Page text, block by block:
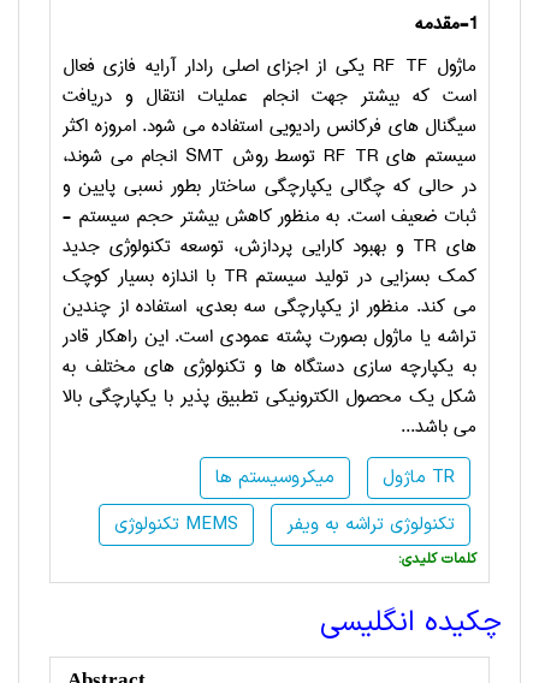
1-مقدمه
ماژول RF TF یکی از اجزای اصلی رادار آرایه فازی فعال
است که بیشتر جهت انجام عملیات انتقال و دریافت
سیگنال­ های فرکانس رادیویی استفاده می ­شود. امروزه اکثر
سیستم­ های RF TR توسط روش SMT انجام می­ شوند،
در حالی که چگالی یکپارچگی ساختار بطور نسبی پایین و
ثبات ضعیف است. به منظور کاهش بیشتر حجم سیستم ­
های TR و بهبود کارایی پردازش، توسعه تکنولوژی جدید
کمک بسزایی در تولید سیستم TR با اندازه بسیار کوچک
می­ کند. منظور از یکپارچگی سه بعدی، استفاده از چندین
تراشه یا ماژول بصورت پشته عمودی است. این راه­کار قادر
به یکپارچه­ سازی دستگاه ­ها و تکنولوژی­ های مختلف به
شکل یک محصول الکترونیکی تطبیق­ پذیر با یکپارچگی بالا
می­ باشد...
میکروسیستم ها
ماژول TR
تکنولوژی MEMS
تکنولوژی تراشه به ویفر
:کلمات کلیدی
چکیده انگلیسی